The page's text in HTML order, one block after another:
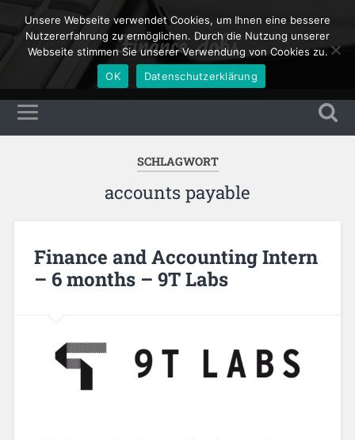
Finance Jobs
SCHLAGWORT
accounts payable
Finance and Accounting Intern
– 6 months – 9T Labs
Unsere Webseite verwendet Cookies, um Ihnen eine bessere
Nutzererfahrung zu ermöglichen. Durch die Nutzung unserer
Webseite stimmen Sie unserer Verwendung von Cookies zu.
OK
Datenschutzerklärung